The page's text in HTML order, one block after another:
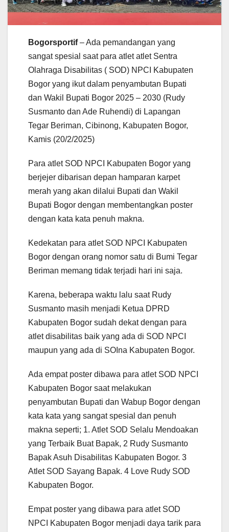
Bogorsportif– Ada pemandangan yang
sangat spesial saat para atlet atlet Sentra
Olahraga Disabilitas ( SOD) NPCI Kabupaten
Bogor yang ikut dalam penyambutan Bupati
dan Wakil Bupati Bogor 2025 – 2030 (Rudy
Susmanto dan Ade Ruhendi) di Lapangan
Tegar Beriman, Cibinong, Kabupaten Bogor,
Kamis (20/2/2025)
Para atlet SOD NPCI Kabupaten Bogor yang
berjejer dibarisan depan hamparan karpet
merah yang akan dilalui Bupati dan Wakil
Bupati Bogor dengan membentangkan poster
dengan kata kata penuh makna.
Kedekatan para atlet SOD NPCI Kabupaten
Bogor dengan orang nomor satu di Bumi Tegar
Beriman memang tidak terjadi hari ini saja.
Karena, beberapa waktu lalu saat Rudy
Susmanto masih menjadi Ketua DPRD
Kabupaten Bogor sudah dekat dengan para
atlet disabilitas baik yang ada di SOD NPCI
maupun yang ada di SOIna Kabupaten Bogor.
Ada empat poster dibawa para atlet SOD NPCI
Kabupaten Bogor saat melakukan
penyambutan Bupati dan Wabup Bogor dengan
kata kata yang sangat spesial dan penuh
makna seperti; 1. Atlet SOD Selalu Mendoakan
yang Terbaik Buat Bapak, 2 Rudy Susmanto
Bapak Asuh Disabilitas Kabupaten Bogor. 3
Atlet SOD Sayang Bapak. 4 Love Rudy SOD
Kabupaten Bogor.
Empat poster yang dibawa para atlet SOD
NPCI Kabupaten Bogor menjadi daya tarik para